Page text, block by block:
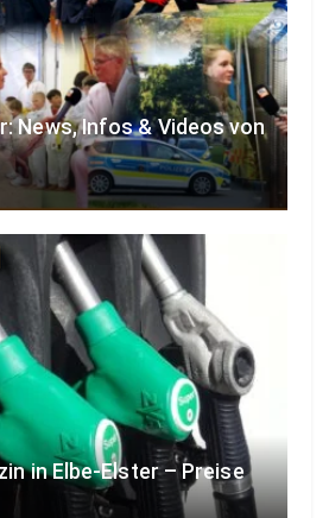
News, Infos & Videos von
in Elbe-Elster – Preise